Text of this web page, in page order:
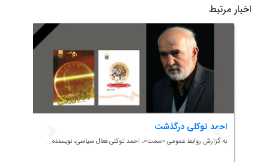
اخبار مرتبط
احمد توکلی درگذشت
به گزارش روابط عمومی «سمت»، احمد توکلی فعال سیاسی، نویسنده...